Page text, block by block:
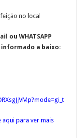
no local
ou WHATSAPP
a baixo:
aqui para ver mais